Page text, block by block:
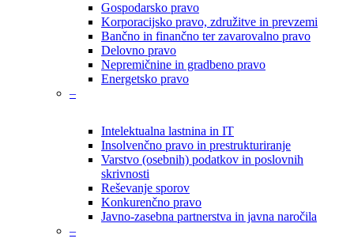
Gospodarsko pravo
Korporacijsko pravo, združitve in prevzemi
Bančno in finančno ter zavarovalno pravo
Delovno pravo
Nepremičnine in gradbeno pravo
Energetsko pravo
–
Intelektualna lastnina in IT
Insolvenčno pravo in prestrukturiranje
Varstvo (osebnih) podatkov in poslovnih
skrivnosti
Reševanje sporov
Konkurenčno pravo
Javno-zasebna partnerstva in javna naročila
–